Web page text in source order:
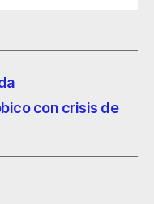
con crisis de